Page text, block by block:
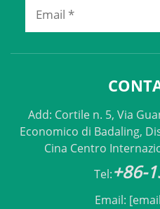
Add: Cortile n. 5, Via
Economico di Badaling,
Cina Centro
Tel:+86-
Email: